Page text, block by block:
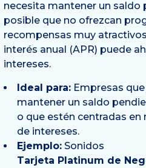
necesita mantener un saldo
posible que no ofrezcan
recompensas muy
interés anual (APR) puede
intereses.
Ideal para: Empresas
mantener un saldo
o que estén centradas
de intereses.
Ejemplo: Sonidos
Tarjeta Platinum de